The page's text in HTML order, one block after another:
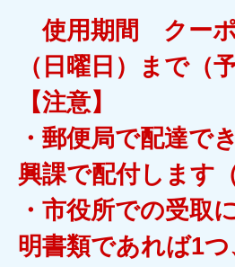
使用期間 クー
（日曜日）まで（予
【注意】
・郵便局で配達で
興課で配付します
・市役所での受取
明書類であれば1